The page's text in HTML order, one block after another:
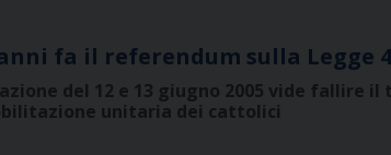
fa il referendum sulla Legge
del 12 e 13 giugno 2005 vide
unitaria dei cattolici